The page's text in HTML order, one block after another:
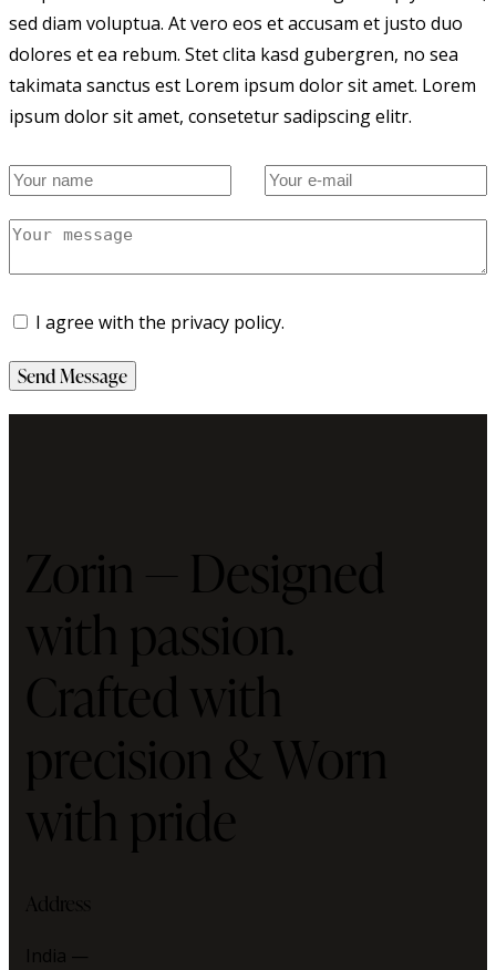
sed diam voluptua. At vero eos et accusam et justo duo
dolores et ea rebum. Stet clita kasd gubergren, no sea
takimata sanctus est Lorem ipsum dolor sit amet. Lorem
ipsum dolor sit amet, consetetur sadipscing elitr.
I agree with the privacy policy.
Send Message
Zorin — Designed
with passion.
Crafted with
precision & Worn
with pride
Address
India —